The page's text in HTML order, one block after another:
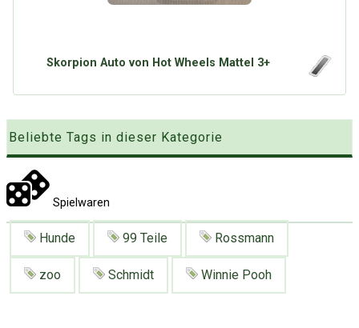
Presse News
Suchanfragen
Skorpion Auto von Hot Wheels Mattel 3+
Beliebte Tags in dieser Kategorie
Spielwaren
Hunde 99 Teile Rossmann
zoo Schmidt Winnie Pooh